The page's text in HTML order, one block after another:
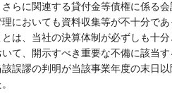
らに関連する貸付金等債権に係る
においても資料収集等が不十分で
は、当社の決算体制が必ずしも十
て、開示すべき重要な不備に該当す
誤謬の判明が当該事業年度の末日